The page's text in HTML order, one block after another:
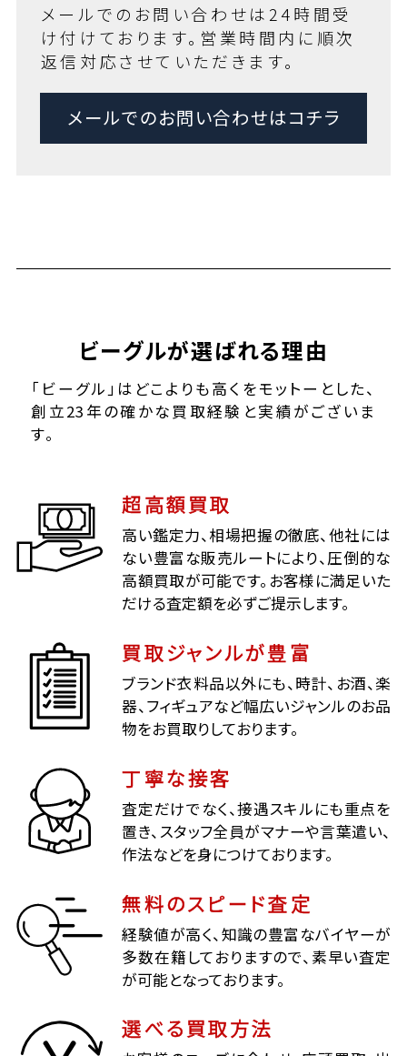
メールでのお問い合わせは24時間受
け付けております。営業時間内に順次
返信対応させていただきます。
メールでのお問い合わせはコチラ
ビーグルが選ばれる理由
「ビーグル」はどこよりも高くをモットーとした、
創立23年の確かな買取経験と実績がございま
す。
超高額買取
高い鑑定力、相場把握の徹底、他社には
ない豊富な販売ルートにより、圧倒的な
高額買取が可能です。お客様に満足いた
だける査定額を必ずご提示します。
買取ジャンルが豊富
ブランド衣料品以外にも、時計、お酒、楽
器、フィギュアなど幅広いジャンルのお品
物をお買取りしております。
丁寧な接客
査定だけでなく、接遇スキルにも重点を
置き、スタッフ全員がマナーや言葉遣い、
作法などを身につけております。
無料のスピード査定
経験値が高く、知識の豊富なバイヤーが
多数在籍しておりますので、素早い査定
が可能となっております。
選べる買取方法